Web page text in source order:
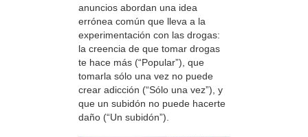
anuncios abordan una idea
errónea común que lleva a la
experimentación con las drogas:
la creencia de que tomar drogas
te hace más (“Popular”), que
tomarla sólo una vez no puede
crear adicción (“Sólo una vez”), y
que un subidón no puede hacerte
daño (“Un subidón”).